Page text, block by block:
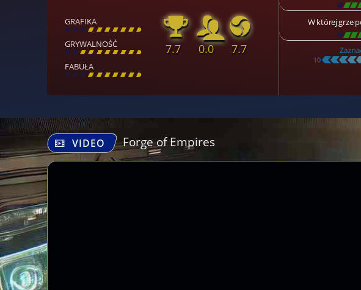
GRAFIKA
[ \ \ \ \ \ \ \ \ ]
GRYWALNOŚĆ
[ \ \ \ \ \ \ \ \ ]
FABUŁA
[ \ \ \ \ \ \ \ \ ]
7.7 0.0 7.7
[\\
W której grze
[\\
VIDEO Forge of Empires